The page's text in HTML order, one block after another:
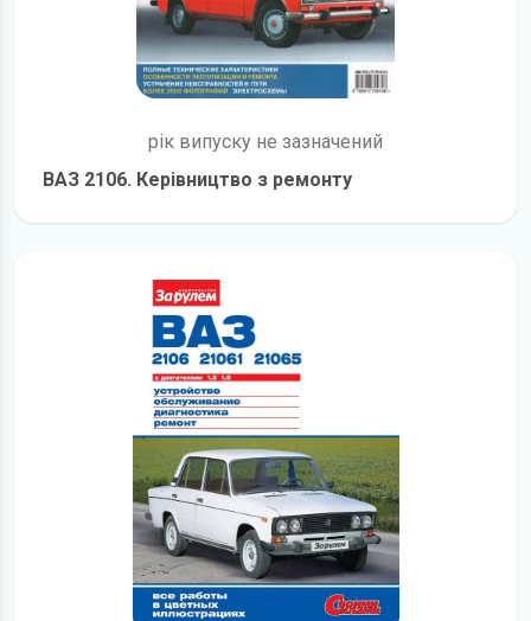
рік випуску не зазначений
ВАЗ 2106. Керівництво з ремонту